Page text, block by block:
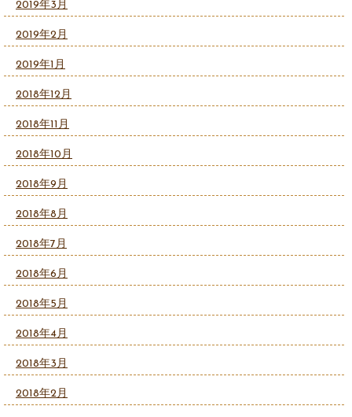
2019年3月
2019年2月
2019年1月
2018年12月
2018年11月
2018年10月
2018年9月
2018年8月
2018年7月
2018年6月
2018年5月
2018年4月
2018年3月
2018年2月